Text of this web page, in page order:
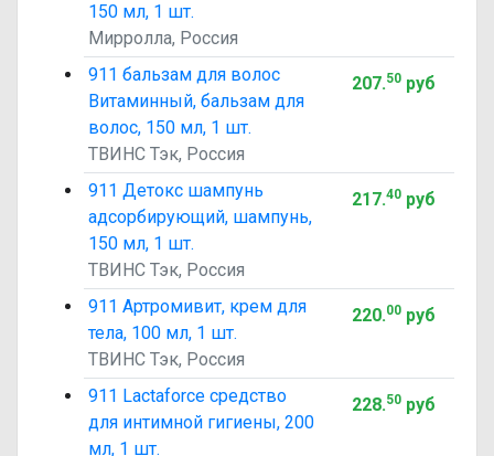
150 мл, 1 шт.
Мирролла, Россия
911 бальзам для волос
Витаминный, бальзам для
волос, 150 мл, 1 шт.
ТВИНС Тэк, Россия
207.50руб
911 Детокс шампунь
адсорбирующий, шампунь,
150 мл, 1 шт.
ТВИНС Тэк, Россия
217.40руб
911 Артромивит, крем для
тела, 100 мл, 1 шт.
ТВИНС Тэк, Россия
220.00руб
911 Lactaforce средство
для интимной гигиены, 200
мл, 1 шт.
228.50руб